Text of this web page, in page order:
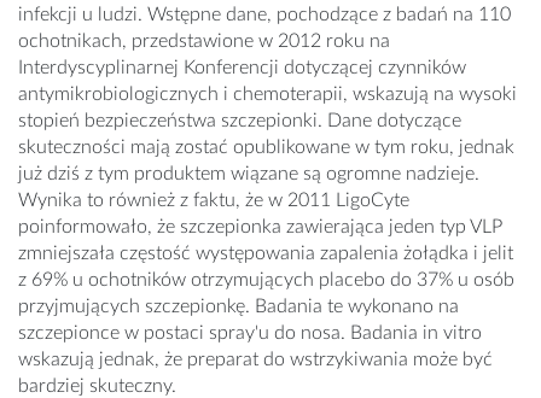
infekcji u ludzi. Wstępne dane, pochodzące z badań na 110
ochotnikach, przedstawione w 2012 roku na
Interdyscyplinarnej Konferencji dotyczącej czynników
antymikrobiologicznych i chemoterapii, wskazują na wysoki
stopień bezpieczeństwa szczepionki. Dane dotyczące
skuteczności mają zostać opublikowane w tym roku, jednak
już dziś z tym produktem wiązane są ogromne nadzieje.
Wynika to również z faktu, że w 2011 LigoCyte
poinformowało, że szczepionka zawierająca jeden typ VLP
zmniejszała częstość występowania zapalenia żołądka i jelit
z 69% u ochotników otrzymujących placebo do 37% u osób
przyjmujących szczepionkę. Badania te wykonano na
szczepionce w postaci spray'u do nosa. Badania in vitro
wskazują jednak, że preparat do wstrzykiwania może być
bardziej skuteczny.